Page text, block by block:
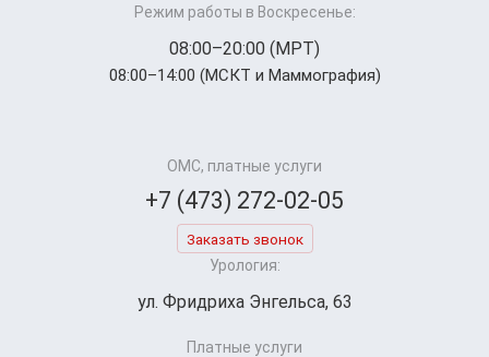
Режим работы в Воскресенье:
08:00–20:00 (МРТ)
08:00–14:00 (МСКТ и Маммография)
ОМС, платные услуги
+7 (473) 272-02-05
Заказать звонок
Урология:
ул. Фридриха Энгельса, 63
Платные услуги